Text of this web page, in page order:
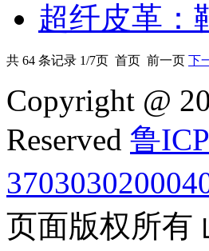
超纤皮革：
共 64 条记录 1/7页 首页 前一页 下
Copyright @
Reserved 鲁
页面版权所有